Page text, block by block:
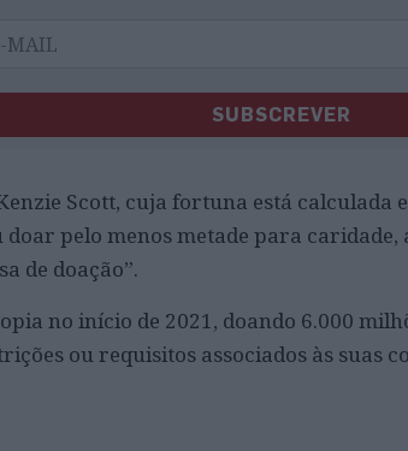
SUBSCREVER
Scott, cuja fortuna está calculada
pelo menos metade para caridade,
de doação”.
no início de 2021, doando 6.000
ou requisitos associados às suas